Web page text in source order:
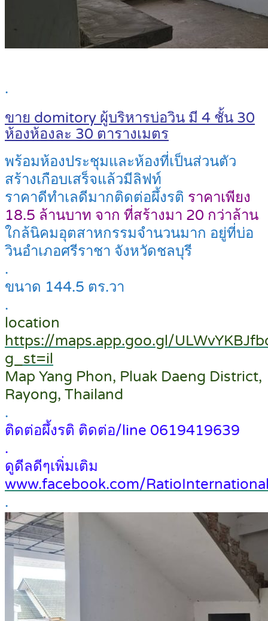
.
ขาย domitory ผู้บริหารบ่อวิน มี 4 ชั้น 30
ห้องห้องละ 30 ตารางเมตร
พร้อมห้องประชุมและห้องที่เป็นส่วนตัว
สร้างเกือบเสร็จแล้วมีลิฟท์
ราคาดีทำเลดีมากติดต่อผึ้งรติ ราคาเพียง
18.5 ล้านบาท จาก ที่สร้างมา 20 กว่าล้าน
ใกล้นิคมอุตสาหกรรมจำนวนมาก อยู่ที่บ่อ
วินอำเภอศรีราชา จังหวัดชลบุรี
.
ขนาด 144.5 ตร.วา
.
location
https://maps.app.goo.gl/
g_st=il
Map Yang Phon, Pluak Daeng District,
Rayong, Thailand
.
ติดต่อผึ้งรติ ติดต่อ/line 0619419639
.
ดูดีลดีๆเพิ่มเติม
www.facebook.com/
.